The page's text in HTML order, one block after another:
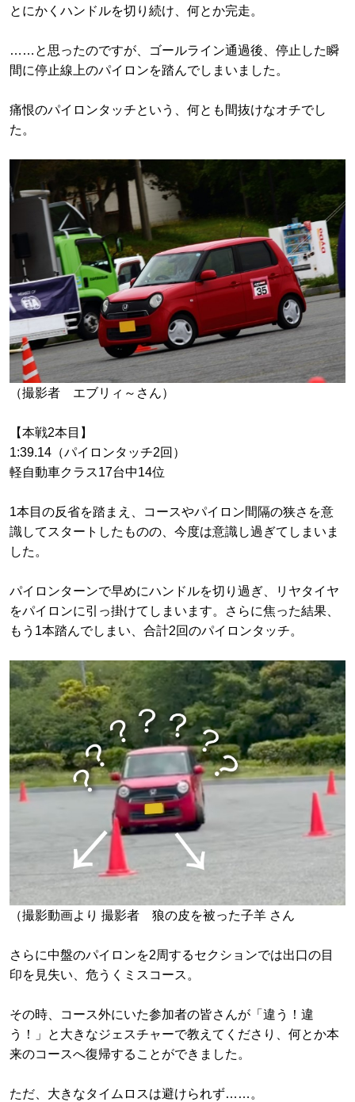
とにかくハンドルを切り続け、何とか完走。
……と思ったのですが、ゴールライン通過後、停止した瞬
間に停止線上のパイロンを踏んでしまいました。
痛恨のパイロンタッチという、何とも間抜けなオチでし
た。
（撮影者 エブリィ～さん）
【本戦2本目】
1:39.14（パイロンタッチ2回）
軽自動車クラス17台中14位
1本目の反省を踏まえ、コースやパイロン間隔の狭さを意
識してスタートしたものの、今度は意識し過ぎてしまいま
した。
パイロンターンで早めにハンドルを切り過ぎ、リヤタイヤ
をパイロンに引っ掛けてしまいます。さらに焦った結果、
もう1本踏んでしまい、合計2回のパイロンタッチ。
（撮影動画より 撮影者 狼の皮を被った子羊 さん
さらに中盤のパイロンを2周するセクションでは出口の目
印を見失い、危うくミスコース。
その時、コース外にいた参加者の皆さんが「違う！違
う！」と大きなジェスチャーで教えてくださり、何とか本
来のコースへ復帰することができました。
ただ、大きなタイムロスは避けられず……。